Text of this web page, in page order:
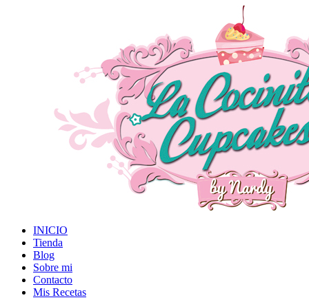
INICIO
Tienda
Blog
Sobre mi
Contacto
Mis Recetas